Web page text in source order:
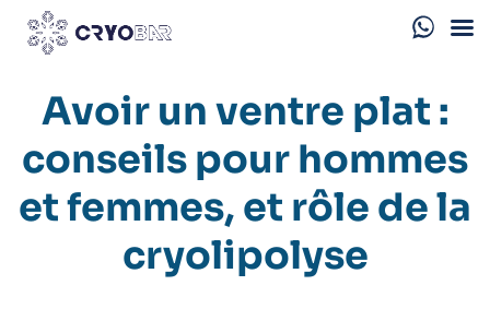
Avoir un ventre plat :
conseils pour hommes
et femmes, et rôle de la
cryolipolyse